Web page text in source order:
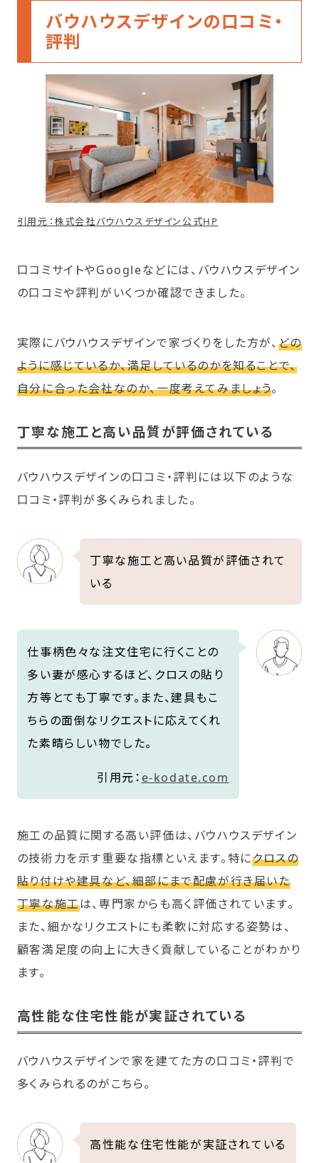
バウハウスデザインの口コミ・
評判
引用元：株式会社バウハウスデザイン公式HP
口コミサイトやGoogleなどには、バウハウスデザイン
の口コミや評判がいくつか確認できました。
実際にバウハウスデザインで家づくりをした方が、どの
ように感じているか、満足しているのかを知ることで、
自分に合った会社なのか、一度考えてみましょう。
丁寧な施工と高い品質が評価されている
バウハウスデザインの口コミ・評判には以下のような
口コミ・評判が多くみられました。
丁寧な施工と高い品質が評価されて
いる
仕事柄色々な注文住宅に行くことの
多い妻が感心するほど、クロスの貼り
方等とても丁寧です。また、建具もこ
ちらの面倒なリクエストに応えてくれ
た素晴らしい物でした。
引用元： e-kodate.com
施工の品質に関する高い評価は、バウハウスデザイン
の技術力を示す重要な指標といえます。特にクロスの
貼り付けや建具など、細部にまで配慮が行き届いた
丁寧な施工は、専門家からも高く評価されています。
また、細かなリクエストにも柔軟に対応する姿勢は、
顧客満足度の向上に大きく貢献していることがわかり
ます。
高性能な住宅性能が実証されている
バウハウスデザインで家を建てた方の口コミ・評判で
多くみられるのがこちら。
高性能な住宅性能が実証されている